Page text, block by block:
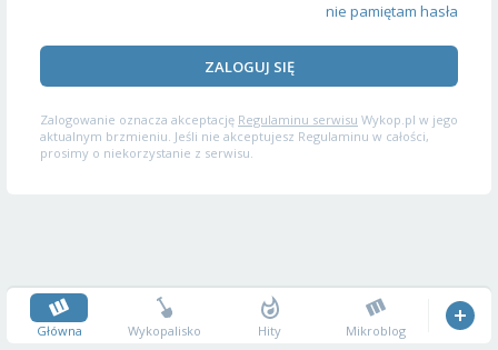
nie pamiętam hasła
ZALOGUJ SIĘ
Zalogowanie oznacza akceptację Regulaminu serwisu Wykop.pl w jego
aktualnym brzmieniu. Jeśli nie akceptujesz Regulaminu w całości,
prosimy o niekorzystanie z serwisu.
Główna Wykopalisko Hity Mikroblog